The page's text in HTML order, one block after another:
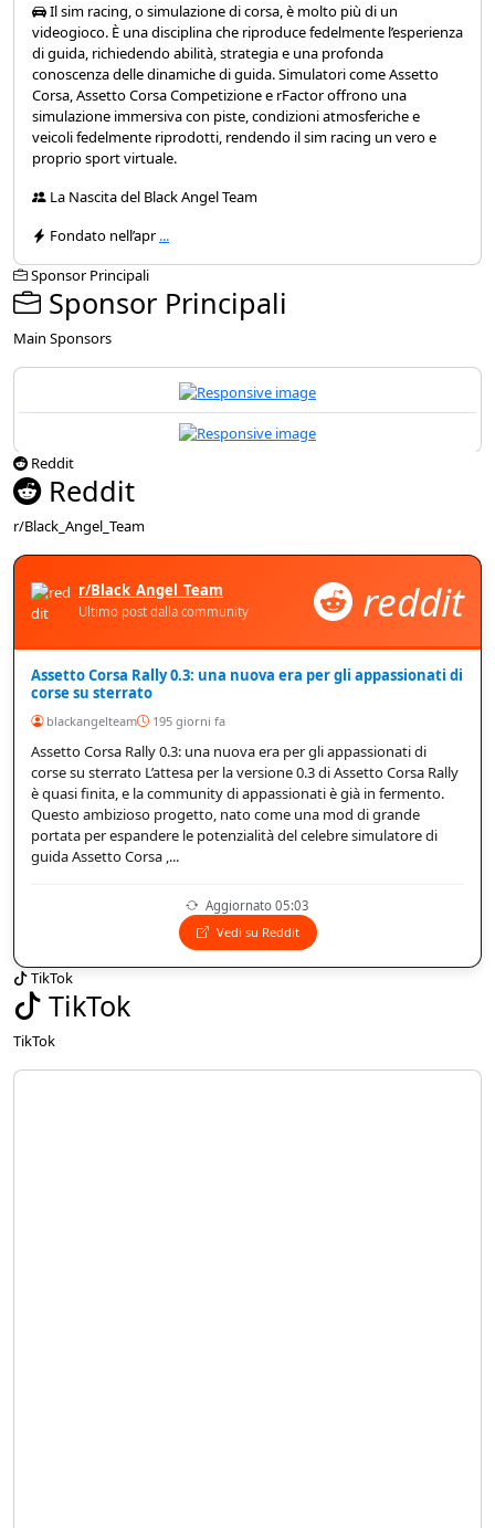
Il sim racing, o simulazione di corsa, è molto più di un
videogioco. È una disciplina che riproduce fedelmente l’esperienza
di guida, richiedendo abilità, strategia e una profonda
conoscenza delle dinamiche di guida. Simulatori come Assetto
Corsa, Assetto Corsa Competizione e rFactor offrono una
simulazione immersiva con piste, condizioni atmosferiche e
veicoli fedelmente riprodotti, rendendo il sim racing un vero e
proprio sport virtuale.
La Nascita del Black Angel Team
Fondato nell’apr...
Sponsor Principali
Sponsor Principali
Main Sponsors
Reddit
Reddit
r/Black_Angel_Team
r/Black_Angel_Team
Ultimo post dalla community reddit
Assetto Corsa Rally 0.3: una nuova era per gli appassionati di
corse su sterrato
blackangelteam 195 giorni fa
Assetto Corsa Rally 0.3: una nuova era per gli appassionati di
corse su sterrato L’attesa per la versione 0.3 di Assetto Corsa Rally
è quasi finita, e la community di appassionati è già in fermento.
Questo ambizioso progetto, nato come una mod di grande
portata per espandere le potenzialità del celebre simulatore di
guida Assetto Corsa ,...
Aggiornato 05:03
Vedi su Reddit
TikTok
TikTok
TikTok